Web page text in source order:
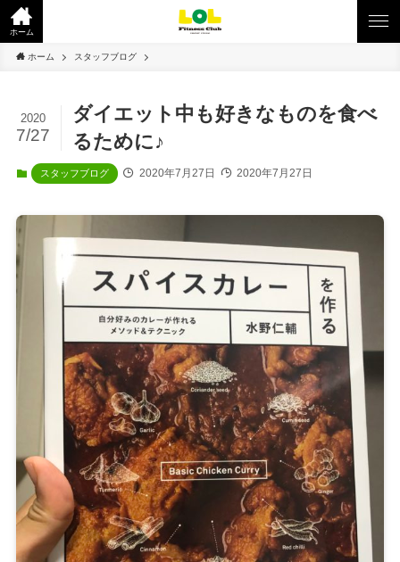
ホーム
ホーム スタッフブログ
ダイエット中も好きなものを食べ
るために♪
2020
7/27
スタッフブログ 2020年7月27日 2020年7月27日